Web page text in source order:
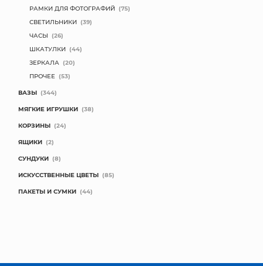
РАМКИ ДЛЯ ФОТОГРАФИЙ (75)
СВЕТИЛЬНИКИ (39)
ЧАСЫ (26)
ШКАТУЛКИ (44)
ЗЕРКАЛА (20)
ПРОЧЕЕ (53)
ВАЗЫ (344)
МЯГКИЕ ИГРУШКИ (38)
КОРЗИНЫ (24)
ЯЩИКИ (2)
СУНДУКИ (8)
ИСКУССТВЕННЫЕ ЦВЕТЫ (85)
ПАКЕТЫ И СУМКИ (44)